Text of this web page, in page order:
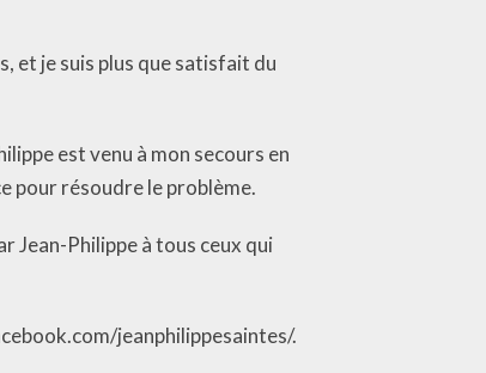
et je suis plus que satisfait du
est venu à mon secours en
pour résoudre le problème.
Jean-Philippe à tous ceux qui
jeanphilippesaintes/.